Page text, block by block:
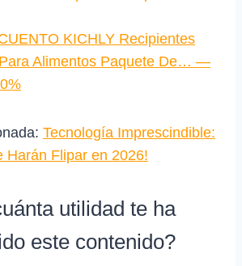
KICHLY Recipientes
Alimentos Paquete De… —
Tecnología Imprescindible:
Harán Flipar en 2026!
utilidad te ha
este contenido?